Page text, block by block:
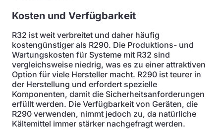
Kosten und Verfügbarkeit
R32 ist weit verbreitet und daher häufig
kostengünstiger als R290. Die Produktions- und
Wartungskosten für Systeme mit R32 sind
vergleichsweise niedrig, was es zu einer attraktiven
Option für viele Hersteller macht. R290 ist teurer in
der Herstellung und erfordert spezielle
Komponenten, damit die Sicherheitsanforderungen
erfüllt werden. Die Verfügbarkeit von Geräten, die
R290 verwenden, nimmt jedoch zu, da natürliche
Kältemittel immer stärker nachgefragt werden.